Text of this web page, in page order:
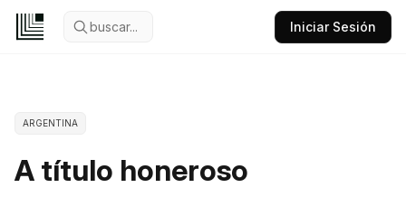
buscar... Iniciar Sesión
ARGENTINA
A título honeroso